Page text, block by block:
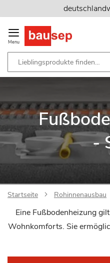
Inhalt
springen
Menu
-
Startseite Rohinnenausbau
Eine Fußbodenheizung
Wohnkomforts. Sie